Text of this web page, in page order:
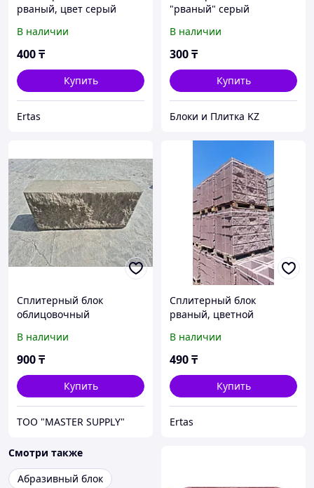
рваный, цвет серый
В наличии
400₸
Купить
Ertas
"рваный" серый
В наличии
300₸
Купить
Блоки и Плитка KZ
Сплитерный блок
облицовочный
камень»
В наличии
900₸
Купить
ТОО "MASTER SUPPLY"
Сплитерный блок
рваный, цветной
В наличии
490₸
Купить
Ertas
Смотри также
Абразивный блок